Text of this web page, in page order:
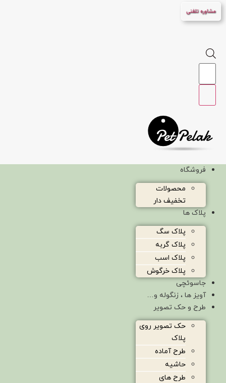
پرش
به
مشاوره تلفنی
Products
فروشگاه
محصولات
تخفیف دار
پلاک ها
پلاک سگ
پلاک گربه
پلاک اسب
پلاک خرگوش
جاسوئچی
آویز ها ، زنگوله و…
طرح و حک تصویر
حک تصویر روی
پلاک
طرح آماده
حاشیه
طرح های